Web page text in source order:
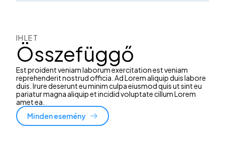
IHLET
Összefüggő
Est proident veniam laborum exercitation est veniam
reprehenderit nostrud officia. Ad Lorem aliquip duis labore
duis. Irure deserunt eu minim culpa eiusmod quis ut sint eu
pariatur magna aliquip et incidid voluptate cillum Lorem
amet ea.
Minden esemény